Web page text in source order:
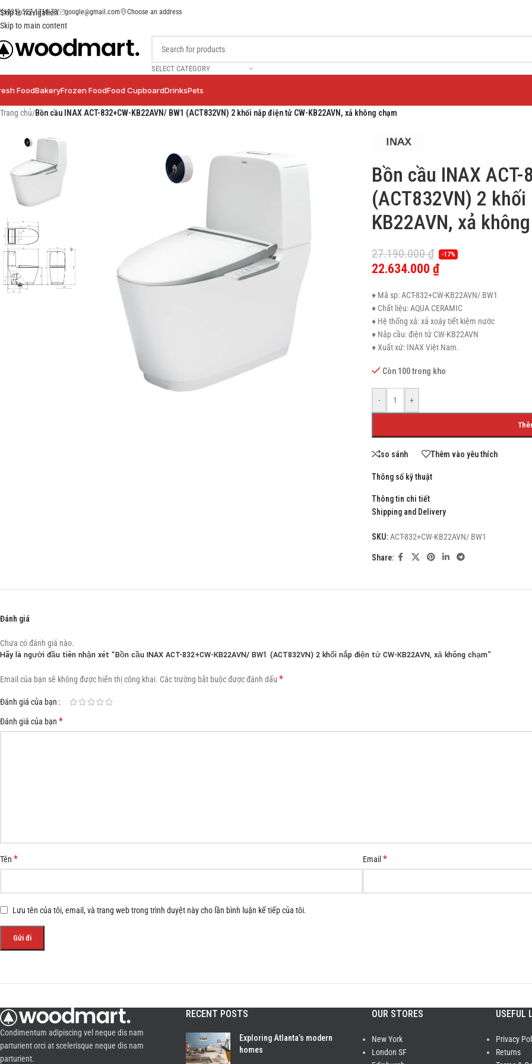
Skip to navigation
Skip to main content
(+035) 527-1710-70 google@gmail.com Choose an address
SELECT CATEGORY
FoodBakeryFrozen FoodFood CupboardDrinksPets
SHOP LAYOUTS
Filters area
AJAX Shop
Hidden sidebar
HOT
Products list view
Header overlap
Trang chủ/Bồn cầu INAX ACT-832+CW-KB22AVN/ BW1 (ACT832VN) 2 khối nắp điện tử CW-KB22AVN, xả không chạm
Bồn cầu INAX ACT-
(ACT832VN) 2
KB22AVN, xả
27.190.000₫ -17%
22.634.000 ₫
♦ Mã sp: ACT-832+CW-KB22AVN/ BW1
♦ Chất liệu: AQUA CERAMIC
♦ Hệ thống xả: xả xoáy tiết kiệm nước
♦ Nắp cầu: điện tử CW-KB22AVN
♦ Xuất xứ: INAX Việt Nam.
Còn 100 trong kho
- +
so sánh Thêm vào yêu thích
Thông số kỹ thuật
Thông tin chi tiết
Shipping and Delivery
SKU:ACT-832+CW-KB22AVN/ BW1
Share:
Đánh giá
Chưa có đánh giá nào.
Hãy là người đầu tiên nhận xét “Bồn cầu INAX ACT-832+CW-KB22AVN/ BW1 (ACT832VN) 2 khối nắp điện tử CW-KB22AVN, xả không chạm”
Email của bạn sẽ không được hiển thị công khai. Các trường bắt buộc được đánh dấu *
Đánh giá của bạn
Đánh giá của bạn *
Tên * Email *
Lưu tên của tôi, email, và trang web trong trình duyệt này cho lần bình luận kế tiếp của tôi.
Condimentum adipiscing vel neque dis nam
parturient orci at scelerisque neque dis nam
parturient.
RECENT POSTS
Exploring Atlanta’s modern
homes
OUR STORES
New York
London SF
USEFUL
Privacy
Returns